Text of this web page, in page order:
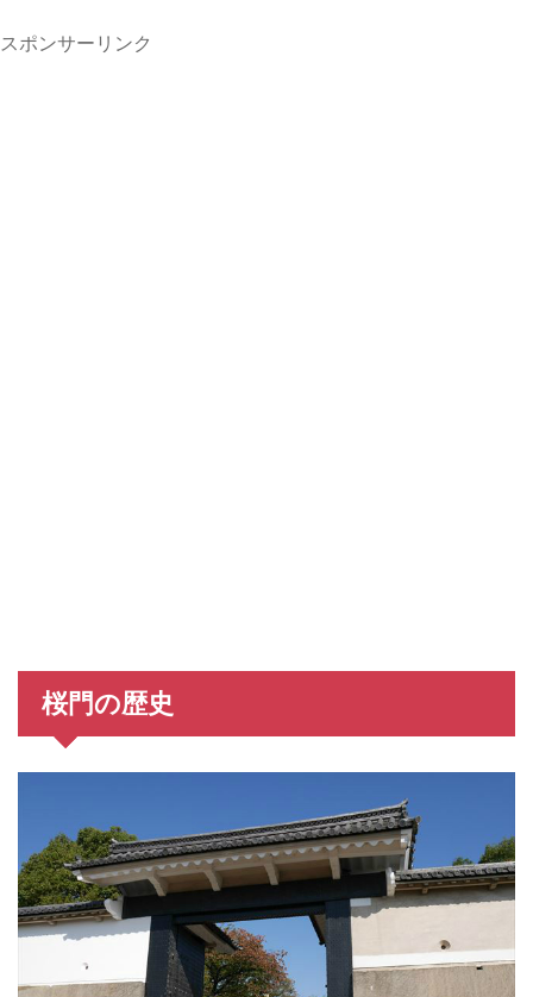
スポンサーリンク
桜門の歴史